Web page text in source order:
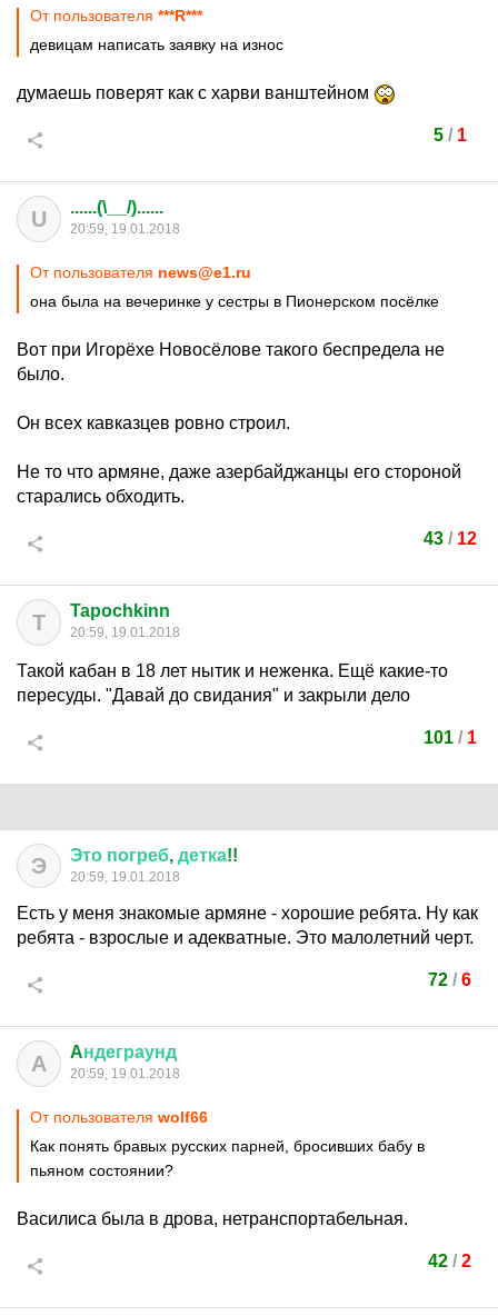
От пользователя ***R***
девицам написать заявку на износ
думаешь поверят как с харви ванштейном
5/ 1
U ......(\__/)......
20:59, 19.01.2018
От пользователя news@e1.ru
она была на вечеринке у сестры в Пионерском посёлке
Вот при Игорёхе Новосёлове такого беспредела не
было.
Он всех кавказцев ровно строил.
Не то что армяне, даже азербайджанцы его стороной
старались обходить.
43/ 12
T Tapochkinn
20:59, 19.01.2018
Такой кабан в 18 лет нытик и неженка. Ещё какие-то
пересуды. "Давай до свидания" и закрыли дело
101/ 1
Э Это погреб, детка!!
20:59, 19.01.2018
Есть у меня знакомые армяне - хорошие ребята. Ну как
ребята - взрослые и адекватные. Это малолетний черт.
72 / 6
A Aндеграунд
20:59, 19.01.2018
От пользователя wolf66
Как понять бравых русских парней, бросивших бабу в
пьяном состоянии?
Василиса была в дрова, нетранспортабельная.
42 / 2